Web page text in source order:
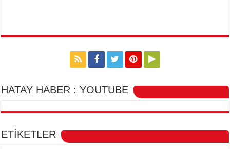
HATAY HABER : YOUTUBE
ETİKETLER